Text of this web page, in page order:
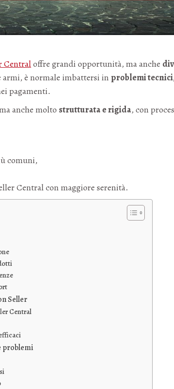
Centraloffre grandi opportunità, ma anche
armi, è normale imbattersi in problemi
pagamenti.
anche molto strutturata e rigida, con
comuni,
Central con maggiore serenità.
Seller
Central
problemi